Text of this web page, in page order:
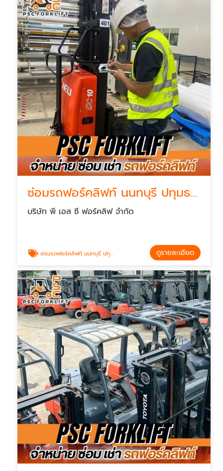
ซ่อมรถฟอร์คลิฟท์ นนทบุรี ปทุมธานี
บริษัท พี เอส ซี ฟอร์คลิฟ จำกัด
ซ่อมรถฟอร์คลิฟท์ นนทบุรี ปทุมธานี ดูรายละเอียด